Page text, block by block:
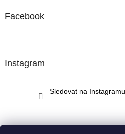
Facebook
Instagram
Sledovat na Instagramu